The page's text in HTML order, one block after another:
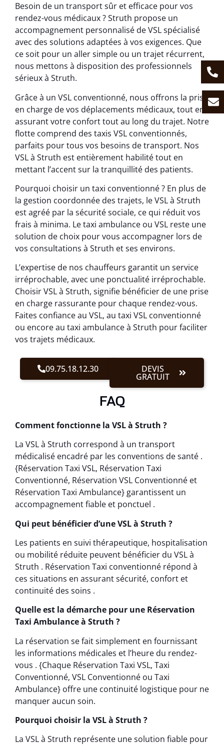
Besoin de un transport sûr et efficace pour vos
rendez-vous médicaux ? Struth propose un
accompagnement personnalisé de VSL spécialisé
avec des solutions adaptées à vos exigences. Que
ce soit pour un aller simple ou un trajet récurrent,
nous mettons à disposition des professionnels
sérieux à Struth.
Grâce à un VSL conventionné, nous offrons la prise
en charge de vos déplacements médicaux, tout en
assurant votre confort tout au long du trajet. Notre
flotte comprend des taxis VSL conventionnés,
parfaits pour tous vos besoins de transport. Nos
VSL à Struth est entièrement habilité tout en
mettant l’accent sur la tranquillité des patients.
Pourquoi choisir un taxi conventionné ? En plus de
la gestion coordonnée des trajets, le VSL à Struth
est agréé par la sécurité sociale, ce qui réduit vos
frais à minima. Le taxi ambulance ou VSL reste une
solution de choix pour vous accompagner lors de
vos consultations à Struth et ses environs.
L’expertise de nos chauffeurs garantit un service
irréprochable, avec une ponctualité irréprochable.
Choisir VSL à Struth, signifie bénéficier de une prise
en charge rassurante pour chaque rendez-vous.
Faites confiance au VSL, au taxi VSL conventionné
ou encore au taxi ambulance à Struth pour faciliter
vos trajets médicaux.
09.75.18.12.30 DEVIS
GRATUIT
FAQ
Comment fonctionne la VSL à Struth ?
La VSL à Struth correspond à un transport
médicalisé encadré par les conventions de santé .
{Réservation Taxi VSL, Réservation Taxi
Conventionné, Réservation VSL Conventionné et
Réservation Taxi Ambulance} garantissent un
accompagnement fiable et ponctuel .
Qui peut bénéficier d’une VSL à Struth ?
Les patients en suivi thérapeutique, hospitalisation
ou mobilité réduite peuvent bénéficier du VSL à
Struth . Réservation Taxi conventionné répond à
ces situations en assurant sécurité, confort et
continuité des soins .
Quelle est la démarche pour une Réservation
Taxi Ambulance à Struth ?
La réservation se fait simplement en fournissant
les informations médicales et l’heure du rendez-
vous . {Chaque Réservation Taxi VSL, Taxi
Conventionné, VSL Conventionné ou Taxi
Ambulance} offre une continuité logistique pour ne
manquer aucun soin.
Pourquoi choisir la VSL à Struth ?
La VSL à Struth représente une solution fiable pour